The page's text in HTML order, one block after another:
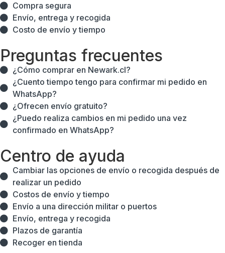
Compra segura
Envío, entrega y recogida
Costo de envío y tiempo
Preguntas frecuentes
¿Cómo comprar en Newark.cl?
¿Cuento tiempo tengo para confirmar mi pedido en
WhatsApp?
¿Ofrecen envío gratuito?
¿Puedo realiza cambios en mi pedido una vez
confirmado en WhatsApp?
Centro de ayuda
Cambiar las opciones de envío o recogida después de
realizar un pedido
Costos de envío y tiempo
Envío a una dirección militar o puertos
Envío, entrega y recogida
Plazos de garantía
Recoger en tienda